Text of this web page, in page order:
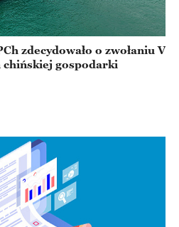
zdecydowało o zwołaniu V
chińskiej gospodarki